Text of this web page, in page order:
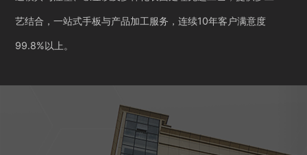
艺结合，一站式手板与产品加工服务，连续10年客户满意度
99.8%以上。